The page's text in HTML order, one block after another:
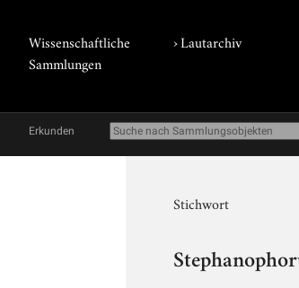
Wissenschaftliche
Sammlungen
›Lautarchiv
Erkunden
Stichwort